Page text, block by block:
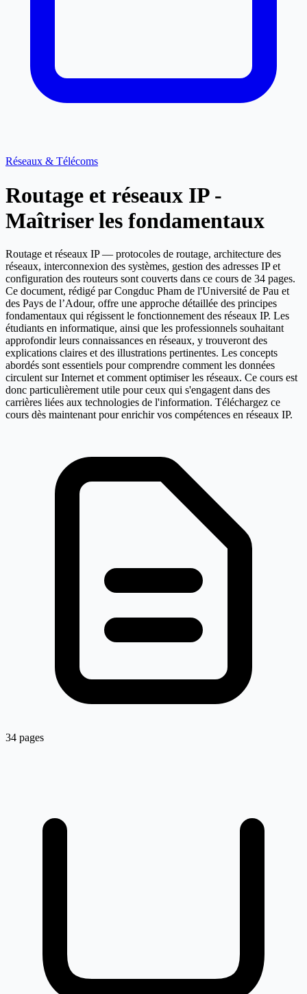
Réseaux & Télécoms
Routage et réseaux IP -
Maîtriser les fondamentaux
Routage et réseaux IP — protocoles de routage, architecture des
réseaux, interconnexion des systèmes, gestion des adresses IP et
configuration des routeurs sont couverts dans ce cours de 34 pages.
Ce document, rédigé par Congduc Pham de l'Université de Pau et
des Pays de l’Adour, offre une approche détaillée des principes
fondamentaux qui régissent le fonctionnement des réseaux IP. Les
étudiants en informatique, ainsi que les professionnels souhaitant
approfondir leurs connaissances en réseaux, y trouveront des
explications claires et des illustrations pertinentes. Les concepts
abordés sont essentiels pour comprendre comment les données
circulent sur Internet et comment optimiser les réseaux. Ce cours est
donc particulièrement utile pour ceux qui s'engagent dans des
carrières liées aux technologies de l'information. Téléchargez ce
cours dès maintenant pour enrichir vos compétences en réseaux IP.
34 pages